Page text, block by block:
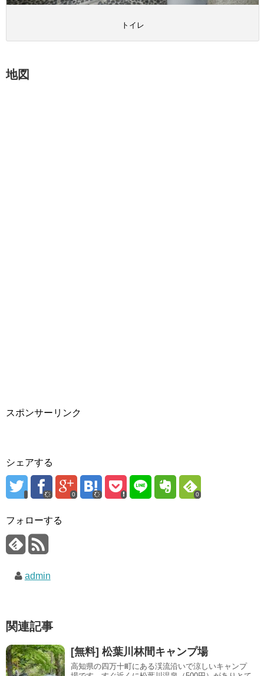
トイレ
地図
スポンサーリンク
シェアする
0 0
フォローする
admin
関連記事
[無料] 松葉川林間キャンプ場
高知県の四万十町にある渓流沿いで涼しいキャンプ